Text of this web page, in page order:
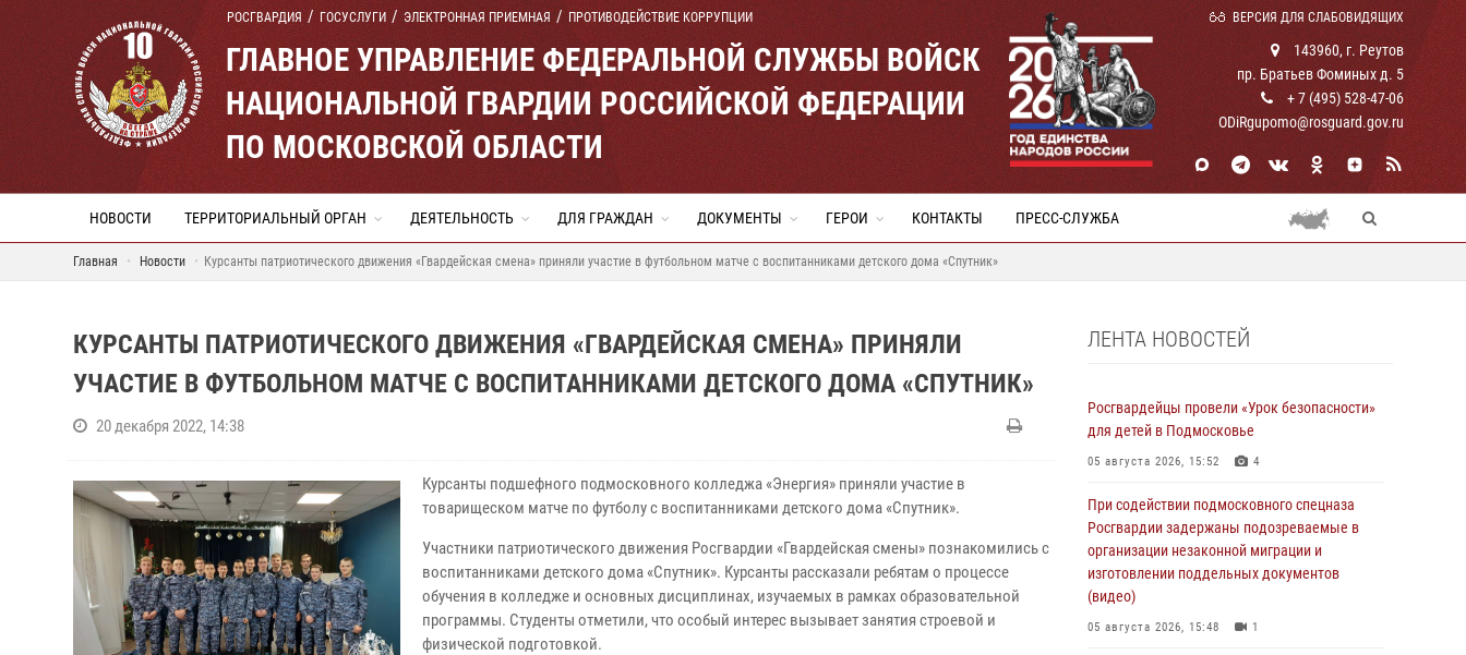
РОСГВАРДИЯ ГОСУСЛУГИ ЭЛЕКТРОННАЯ ПРИЕМНАЯ ПРОТИВОДЕЙСТВИЕ КОРРУПЦИИ ВЕРСИЯ ДЛЯ СЛАБОВИДЯЩИХ
ГЛАВНОЕ УПРАВЛЕНИЕ ФЕДЕРАЛЬНОЙ СЛУЖБЫ ВОЙСК
НАЦИОНАЛЬНОЙ ГВАРДИИ РОССИЙСКОЙ ФЕДЕРАЦИИ
ПО МОСКОВСКОЙ ОБЛАСТИ
143960, г. Реутов
пр. Братьев Фоминых д. 5
+ 7 (495) 528-47-06
ODiRgupomo@rosguard.gov.ru
НОВОСТИ ТЕРРИТОРИАЛЬНЫЙ ОРГАН ДЕЯТЕЛЬНОСТЬ ДЛЯ ГРАЖДАН ДОКУМЕНТЫ ГЕРОИ КОНТАКТЫ ПРЕСС-СЛУЖБА
Главная Новости Курсанты патриотического движения «Гвардейская смена» приняли участие в футбольном матче с воспитанниками детского дома «Спутник»
КУРСАНТЫ ПАТРИОТИЧЕСКОГО ДВИЖЕНИЯ «ГВАРДЕЙСКАЯ СМЕНА» ПРИНЯЛИ
УЧАСТИЕ В ФУТБОЛЬНОМ МАТЧЕ С ВОСПИТАННИКАМИ ДЕТСКОГО ДОМА «СПУТНИК»
20 декабря 2022, 14:38
Курсанты подшефного подмосковного колледжа «Энергия» приняли участие в
товарищеском матче по футболу с воспитанниками детского дома «Спутник».
Участники патриотического движения Росгвардии «Гвардейская смены» познакомились с
воспитанниками детского дома «Спутник». Курсанты рассказали ребятам о процессе
обучения в колледже и основных дисциплинах, изучаемых в рамках образовательной
программы. Студенты отметили, что особый интерес вызывает занятия строевой и
физической подготовкой.
ЛЕНТА НОВОСТЕЙ
Росгвардейцы провели «Урок безопасности»
для детей в Подмосковье
05 августа 2026, 15:52 4
При содействии подмосковного спецназа
Росгвардии задержаны подозреваемые в
организации незаконной миграции и
изготовлении поддельных документов
(видео)
05 августа 2026, 15:48 1